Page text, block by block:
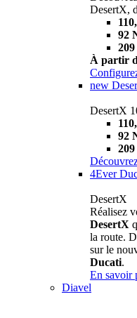
DesertX,
92
À partir
new
DesertX
92
4Ever
DesertX
Réalisez
DesertX
la route.
sur le
Ducati.
En savoir
Diavel